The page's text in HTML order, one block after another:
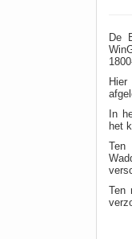
De
In
het
Ten